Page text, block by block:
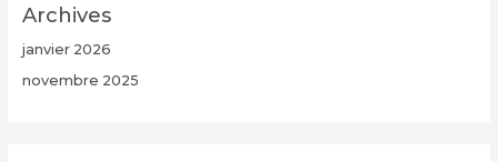
Archives
janvier 2026
novembre 2025